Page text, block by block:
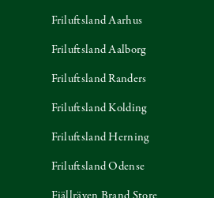
Friluftsland Aarhus
Friluftsland Aalborg
Friluftsland Randers
Friluftsland Kolding
Friluftsland Herning
Friluftsland Odense